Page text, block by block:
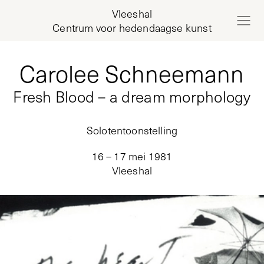
Vleeshal
Centrum voor hedendaagse kunst
Fresh Blood – a dream morphology
Carolee Schneemann
Solotentoonstelling
16 – 17 mei 1981
Vleeshal